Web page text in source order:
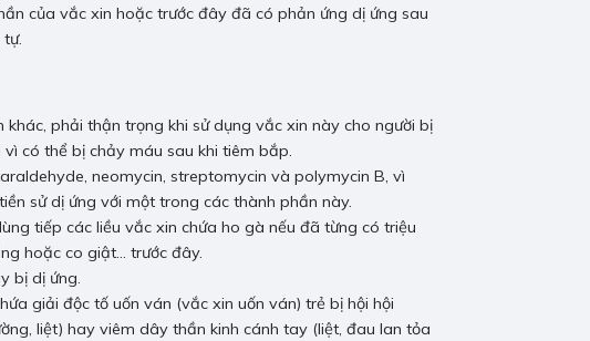
của vắc xin hoặc trước đây đã có phản ứng dị ứng sau
phải thận trọng khi sử dụng vắc xin này cho người bị
có thể bị chảy máu sau khi tiêm bắp.
neomycin, streptomycin và polymycin B, vì
sử dị ứng với một trong các thành phần này.
tiếp các liều vắc xin chứa ho gà nếu đã từng có triệu
hoặc co giật… trước đây.
bị dị ứng.
giải độc tố uốn ván (vắc xin uốn ván) trẻ bị hội hội
liệt) hay viêm dây thần kinh cánh tay (liệt, đau lan tỏa